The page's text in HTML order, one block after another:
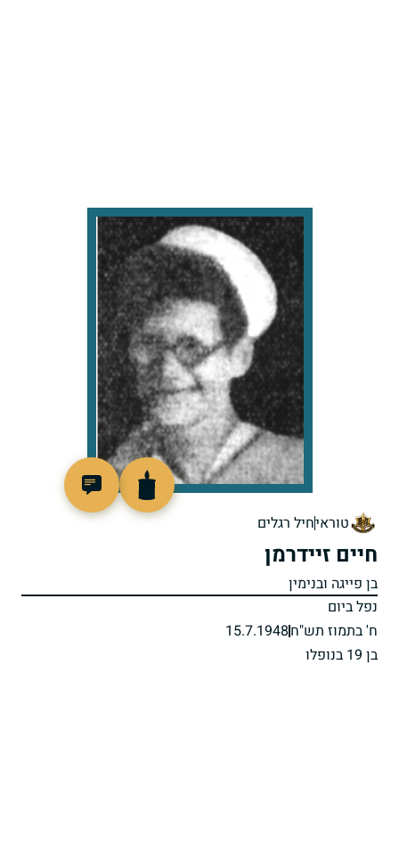
טוראיחיל רגלים
חיים זיידרמן
בן פייגה ובנימין
נפל ביום
ח' בתמוז תש"ח15.7.1948
בן 19 בנופלו